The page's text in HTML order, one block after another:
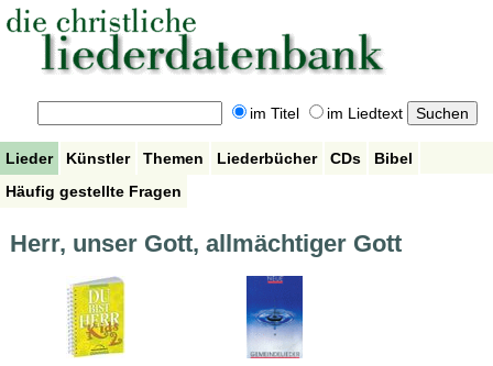
im Titel im Liedtext
Lieder Künstler Themen Liederbücher CDs
Bibel
Häufig gestellte Fragen
Herr, unser Gott, allmächtiger Gott